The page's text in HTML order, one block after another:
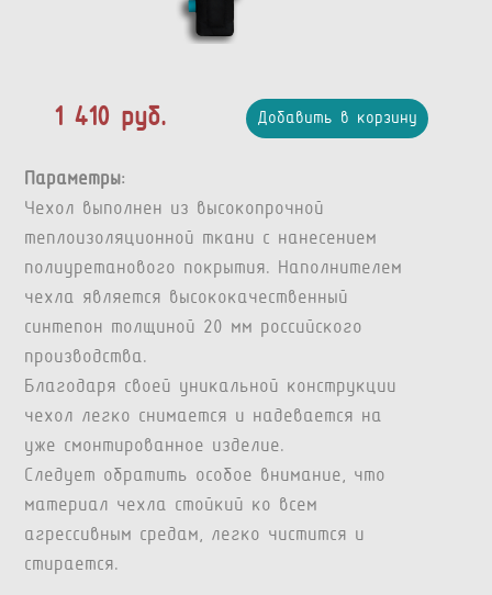
1 410 руб. Добавить в корзину
Параметры:
Чехол выполнен из высокопрочной
теплоизоляционной ткани с нанесением
полиуретанового покрытия. Наполнителем
чехла является высококачественный
синтепон толщиной 20 мм российского
производства.
Благодаря своей уникальной конструкции
чехол легко снимается и надевается на
уже смонтированное изделие.
Следует обратить особое внимание, что
материал чехла стойкий ко всем
агрессивным средам, легко чистится и
стирается.